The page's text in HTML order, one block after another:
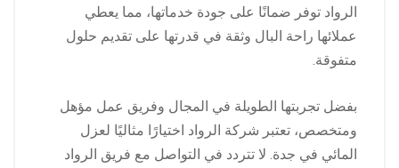
الرواد توفر ضمانًا على جودة خدماتها، مما يعطي
عملائها راحة البال وثقة في قدرتها على تقديم حلول
متفوقة.
بفضل تجربتها الطويلة في المجال وفريق عمل مؤهل
ومتخصص، تعتبر شركة الرواد اختيارًا مثاليًا لعزل
المائي في جدة. لا تتردد في التواصل مع فريق الرواد